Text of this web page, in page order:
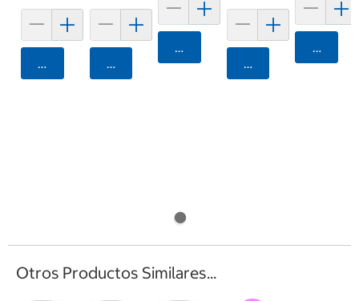
Agregar Agregar
Agregar
Agregar
Otros Productos Similares...